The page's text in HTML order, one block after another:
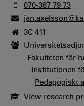
070-387 79 73
3C 411
Fakulteten för
Institutionen
Pedagogiskt
View research